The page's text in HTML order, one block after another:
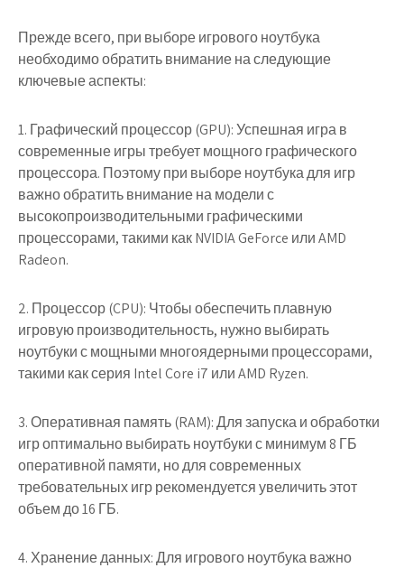
Прежде всего, при выборе игрового ноутбука
необходимо обратить внимание на следующие
ключевые аспекты:
1. Графический процессор (GPU): Успешная игра в
современные игры требует мощного графического
процессора. Поэтому при выборе ноутбука для игр
важно обратить внимание на модели с
высокопроизводительными графическими
процессорами, такими как NVIDIA GeForce или AMD
Radeon.
2. Процессор (CPU): Чтобы обеспечить плавную
игровую производительность, нужно выбирать
ноутбуки с мощными многоядерными процессорами,
такими как серия Intel Core i7 или AMD Ryzen.
3. Оперативная память (RAM): Для запуска и обработки
игр оптимально выбирать ноутбуки с минимум 8 ГБ
оперативной памяти, но для современных
требовательных игр рекомендуется увеличить этот
объем до 16 ГБ.
4. Хранение данных: Для игрового ноутбука важно